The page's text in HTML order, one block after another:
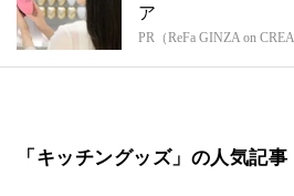
ア
PR（ReFa GINZA on CREA
「キッチングッズ」の人気記事